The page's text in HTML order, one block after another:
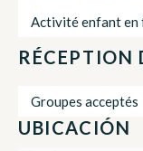
Activité enfant en
RÉCEPTION
Groupes acceptés
UBICACIÓN